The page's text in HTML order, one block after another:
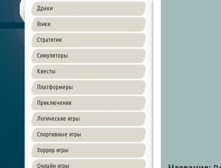
Драки
Гонки
Стратегии
Симуляторы
Квесты
Платформеры
Приключения
Логические игры
Спортивные игры
Хоррор игры
Онлайн игры